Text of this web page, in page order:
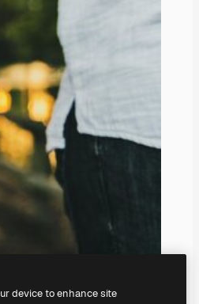
device to enhance site